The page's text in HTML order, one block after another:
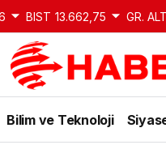
BIST 13.662,75 GR.
Bilim ve Teknoloji